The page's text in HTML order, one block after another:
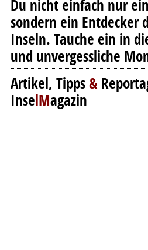
Du nicht einfach nur
sondern ein Entdecker
Inseln. Tauche ein in
und unvergessliche
Artikel, Tipps&
InselMagazin